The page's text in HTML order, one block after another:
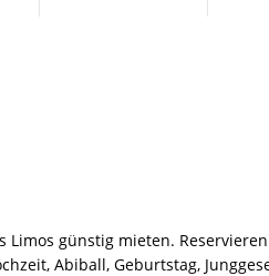
günstig mieten.
Abiball, Geburtstag,